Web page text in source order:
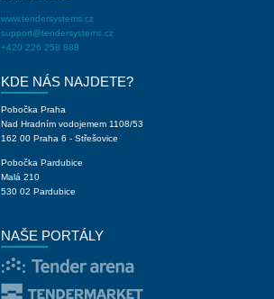
www.tendersystems.cz
support@tendersystems.cz
+420 226 258 888
KDE NÁS NAJDETE?
Pobočka Praha
Nad Hradním vodojemem 1108/53
162 00 Praha 6 - Střešovice
Pobočka Pardubice
Malá 210
530 02 Pardubice
NAŠE PORTÁLY